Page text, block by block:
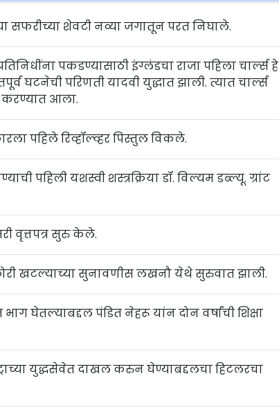
सफरीच्या शेवटी नव्या जगातून परत निघाले.
पकडण्यासाठी इंग्लंडचा राजा पहिला चार्ल्स हे
घटनेची परिणती यादवी युद्धात झाली. त्यात चार्ल्स
करण्यात आला.
पहिले रिव्हॉल्व्हर पिस्तुल विकले.
पहिली यशस्वी शस्त्रक्रिया डॉ. विल्यम डब्ल्यू. ग्रांट
वृत्तपत्र सुरु केले.
खटल्याच्या सुनावणीस लखनौ येथे सुरुवात झाली.
घेतल्याबद्दल पंडित नेहरू यांन दोन वर्षांची शिक्षा
युद्धसेवेत दाखल करुन घेण्याबद्दलचा हिटलरचा